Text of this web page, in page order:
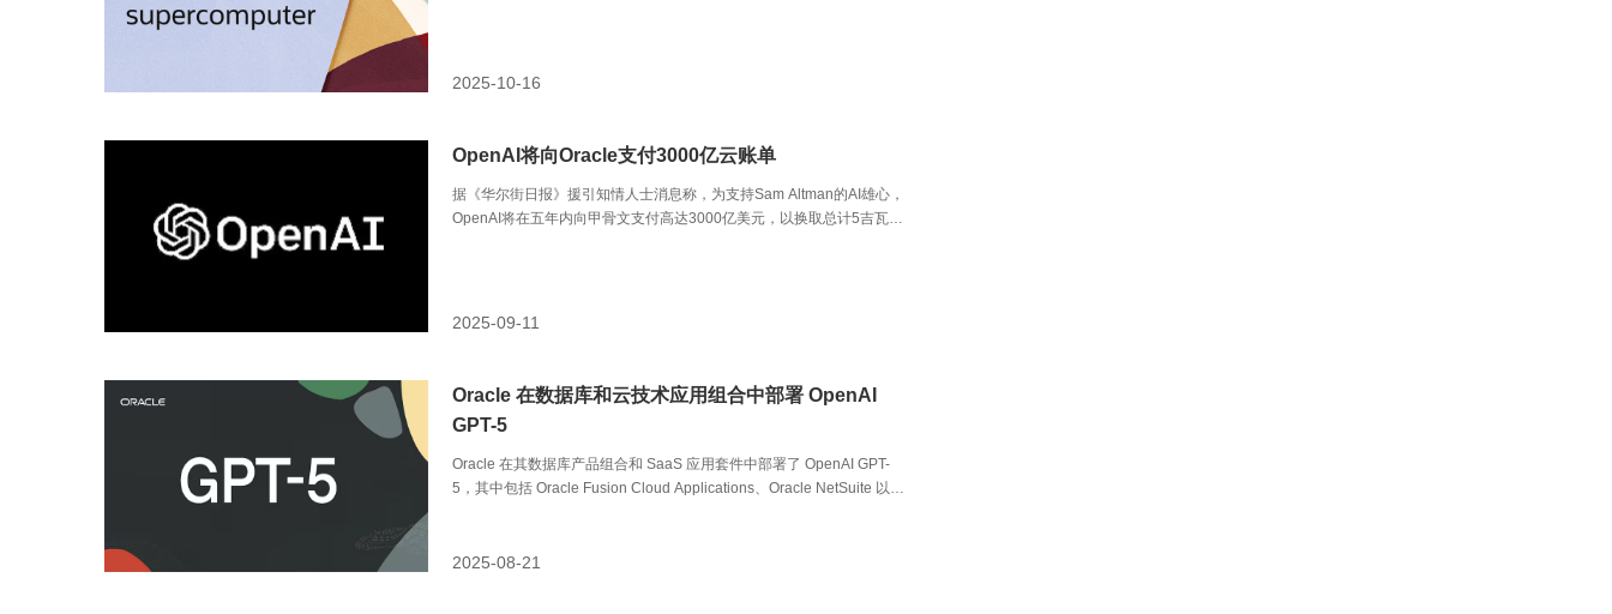
2025-10-16
OpenAI将向Oracle支付3000亿云账单
据《华尔街日报》援引知情人士消息称，为支持Sam Altman的AI雄心，
OpenAI将在五年内向甲骨文支付高达3000亿美元，以换取总计5吉瓦
2025-09-11
Oracle 在数据库和云技术应用组合中部署 OpenAI
GPT-5
Oracle 在其数据库产品组合和 SaaS 应用套件中部署了 OpenAI GPT-
5，其中包括 Oracle Fusion Cloud Applications、Oracle NetSuite 以及
生利用复杂的编码和推理功能。
2025-08-21